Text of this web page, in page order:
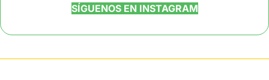
SÍGUENOS EN INSTAGRAM